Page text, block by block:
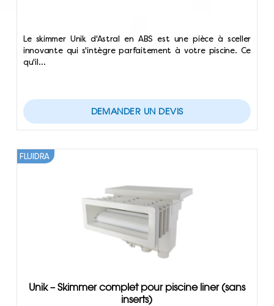
Le skimmer Unik d'Astral en ABS est une pièce à sceller
innovante qui s'intègre parfaitement à votre piscine. Ce
qu'il…
DEMANDER UN DEVIS
Unik – Skimmer complet pour piscine liner (sans
inserts)
FLUIDRA